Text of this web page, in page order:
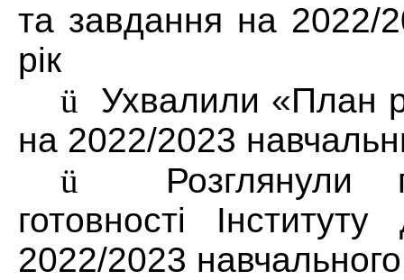
та завдання на 2022/
рік
ü Ухвалили «План
на 2022/2023
ü Розглянули
готовності
2022/2023